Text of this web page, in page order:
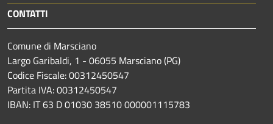
CONTATTI
Comune di Marsciano
Largo Garibaldi, 1 - 06055 Marsciano (PG)
Codice Fiscale: 00312450547
Partita IVA: 00312450547
IBAN: IT 63 D 01030 38510 000001115783